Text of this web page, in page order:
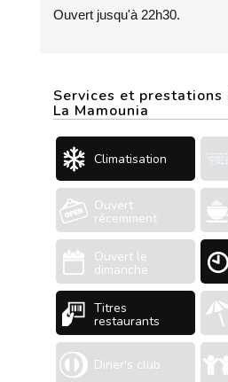
Ouvert jusqu'à 22h30.
Services et
La Mamounia
Climatisation
Ouvert
récemment
Ouvert le
dimanche
Titres
restaurants
Diner's club